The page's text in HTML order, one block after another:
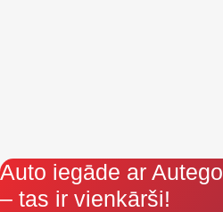
Auto iegāde ar Autego
– tas ir vienkārši!